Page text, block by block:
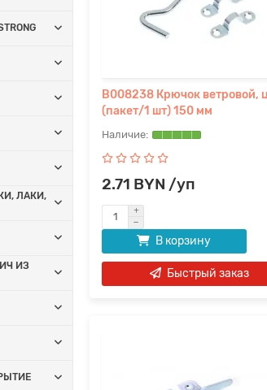
ЛАКИ,
ИЗ
B008238 Крючок ветровой,
(пакет/1 шт) 150 мм
2.71 BYN /уп
В корзину
Быстрый заказ